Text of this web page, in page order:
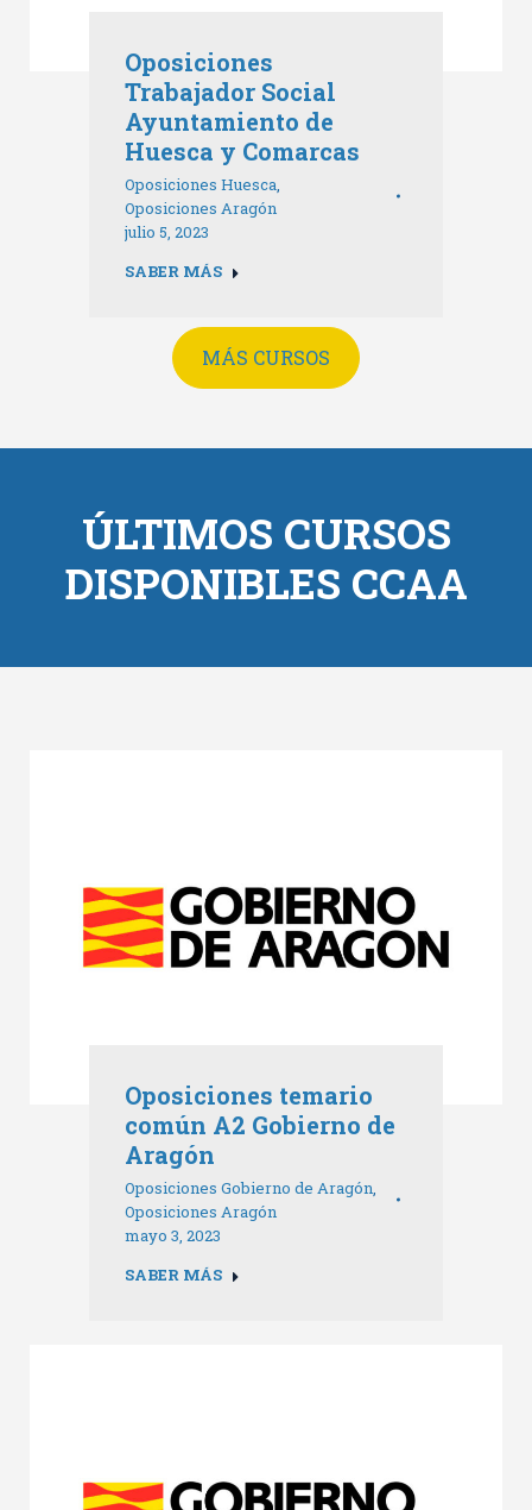
Oposiciones
Trabajador Social
Ayuntamiento de
Huesca y Comarcas
Oposiciones Huesca,
Oposiciones Aragón
julio 5, 2023
SABER MÁS
MÁS CURSOS
ÚLTIMOS CURSOS
DISPONIBLES CCAA
Oposiciones temario
común A2 Gobierno de
Aragón
Oposiciones Gobierno de Aragón,
Oposiciones Aragón
mayo 3, 2023
SABER MÁS